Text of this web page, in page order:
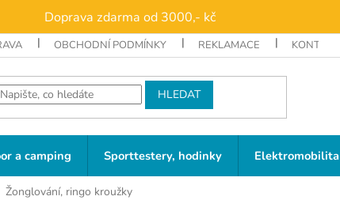
Doprava zdarma od 3000,- kč
OBCHODNÍ PODMÍNKY REKLAMACE KONTAKTY
HLEDAT
a camping Sporttestery, hodinky Elektromobilita
Žonglování, ringo kroužky